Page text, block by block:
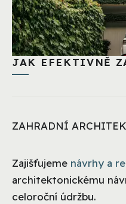
JAK EFEKTIVNĚ
ZAHRADNÍ
Zajišťujeme návrhy a
architektonickému
celoroční údržbu.